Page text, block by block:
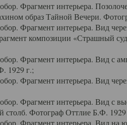
Фрагмент интерьера.
образ Тайной Вечери.
Фрагмент интерьера. Вид
композиции «Страшный
Фрагмент интерьера. Вид с
1929 г.;
Фрагмент интерьера. Вид
Фрагмент интерьера. Вид с
столб. Фотограф Оттлие Б.Ф. 1929
Фрагмент интерьера. Вид на